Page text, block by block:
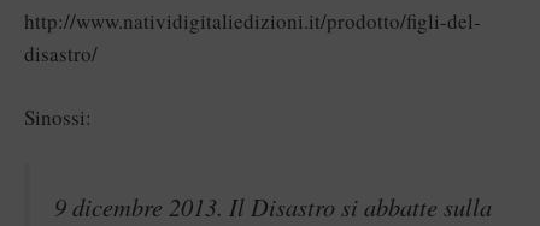
http://www.natividigitaliedizioni.it/prodotto/figli-del-
disastro/
Sinossi:
9 dicembre 2013. Il Disastro si abbatte sulla